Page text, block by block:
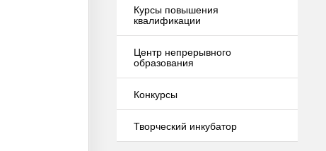
Курсы повышения
квалификации
Центр непрерывного
образования
Конкурсы
Творческий инкубатор